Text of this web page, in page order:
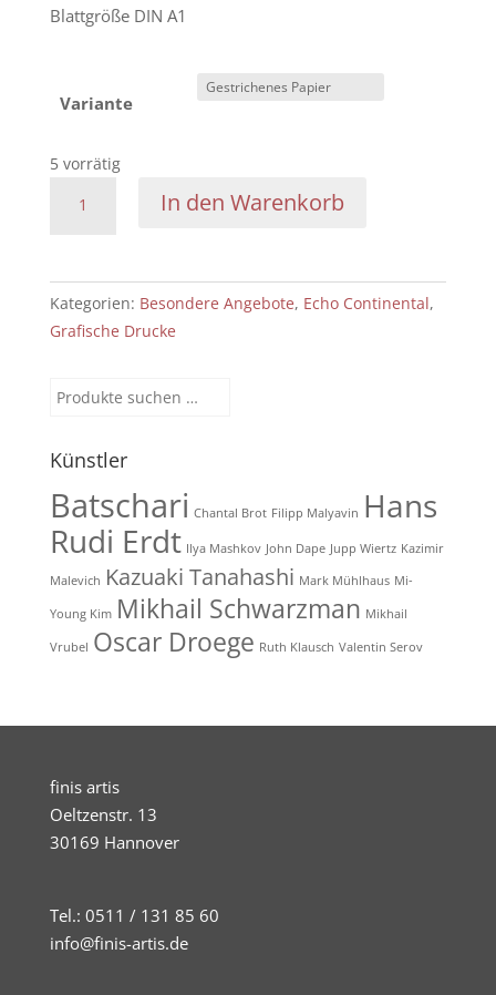
Blattgröße DIN A1
Variante
5 vorrätig
Continental:
238
A
In den Warenkorb
Kategorien: Besondere Angebote, Echo Continental,
Grafische Drucke
Suchen
Künstler
Batschari Chantal Brot Filipp Malyavin Hans
Rudi Erdt Ilya Mashkov John Dape Jupp Wiertz Kazimir
Malevich Kazuaki Tanahashi Mark Mühlhaus Mi-
Young Kim Mikhail Schwarzman Mikhail
Vrubel Oscar Droege Ruth Klausch Valentin Serov
finis artis
Oeltzenstr. 13
30169 Hannover
Tel.: 0511 / 131 85 60
info@finis-artis.de